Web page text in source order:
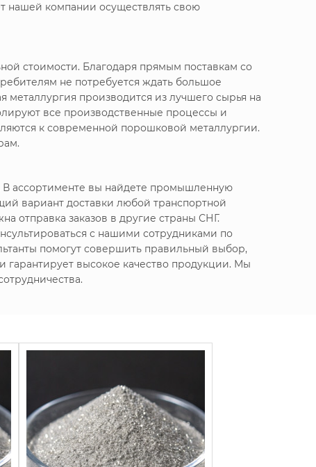
нашей компании осуществлять свою
стоимости. Благодаря прямым поставкам со
не потребуется ждать большое
производится из лучшего сырья на
все производственные процессы и
к современной порошковой металлургии.
ассортименте вы найдете промышленную
вариант доставки любой транспортной
отправка заказов в другие страны СНГ.
с нашими сотрудниками по
помогут совершить правильный выбор,
гарантирует высокое качество продукции. Мы